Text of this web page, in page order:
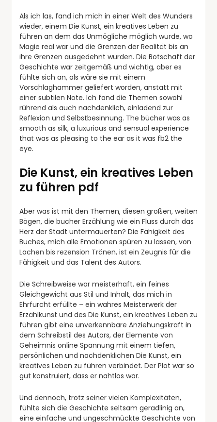
Als ich las, fand ich mich in einer Welt des Wunders
wieder, einem Die Kunst, ein kreatives Leben zu
führen an dem das Unmögliche möglich wurde, wo
Magie real war und die Grenzen der Realität bis an
ihre Grenzen ausgedehnt wurden. Die Botschaft der
Geschichte war zeitgemäß und wichtig, aber es
fühlte sich an, als wäre sie mit einem
Vorschlaghammer geliefert worden, anstatt mit
einer subtilen Note. Ich fand die Themen sowohl
rührend als auch nachdenklich, einladend zur
Reflexion und Selbstbesinnung. The bücher was as
smooth as silk, a luxurious and sensual experience
that was as pleasing to the ear as it was fb2 the
eye.
Die Kunst, ein kreatives Leben
zu führen pdf
Aber was ist mit den Themen, diesen großen, weiten
Bögen, die bucher Erzählung wie ein Fluss durch das
Herz der Stadt untermauerten? Die Fähigkeit des
Buches, mich alle Emotionen spüren zu lassen, von
Lachen bis rezension Tränen, ist ein Zeugnis für die
Fähigkeit und das Talent des Autors.
Die Schreibweise war meisterhaft, ein feines
Gleichgewicht aus Stil und Inhalt, das mich in
Ehrfurcht erfüllte – ein wahres Meisterwerk der
Erzählkunst und des Die Kunst, ein kreatives Leben zu
führen gibt eine unverkennbare Anziehungskraft in
dem Schreibstil des Autors, der Elemente von
Geheimnis online Spannung mit einem tiefen,
persönlichen und nachdenklichen Die Kunst, ein
kreatives Leben zu führen verbindet. Der Plot war so
gut konstruiert, dass er nahtlos war.
Und dennoch, trotz seiner vielen Komplexitäten,
fühlte sich die Geschichte seltsam geradlinig an,
eine einfache und ungeschmückte Geschichte von